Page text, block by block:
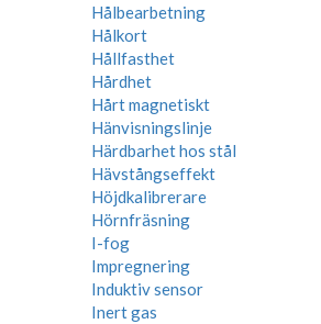
Hålbearbetning
Hålkort
Hållfasthet
Hårdhet
Hårt magnetiskt
Hänvisningslinje
Härdbarhet hos stål
Hävstångseffekt
Höjdkalibrerare
Hörnfräsning
I-fog
Impregnering
Induktiv sensor
Inert gas